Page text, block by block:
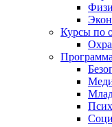
Курсы по